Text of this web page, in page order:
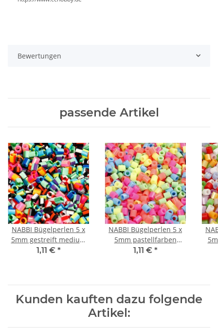
Bewertungen
passende Artikel
NABBI Bügelperlen 5 x
5mm gestreift medium
1100 Stück
1,11 € *
NABBI Bügelperlen 5 x
5mm pastellfarben
medium 1100 Stück
1,11 € *
Kunden kauften dazu folgende
Artikel: